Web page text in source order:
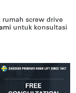
screw drive
untuk konsultasi